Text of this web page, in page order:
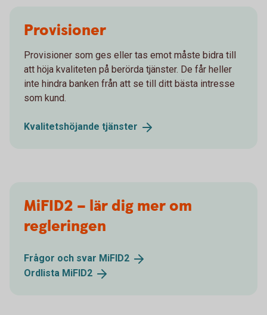
Provisioner
Provisioner som ges eller tas emot måste bidra till
att höja kvaliteten på berörda tjänster. De får heller
inte hindra banken från att se till ditt bästa intresse
som kund.
Kvalitetshöjande tjänster
MiFID2 – lär dig mer om
regleringen
Frågor och svar MiFID2
Ordlista MiFID2